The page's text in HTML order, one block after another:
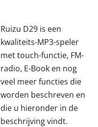
Ruizu D29 is een
kwaliteits-MP3-speler
met touch-functie, FM-
radio, E-Book en nog
veel meer functies die
worden beschreven en
die u hieronder in de
beschrijving vindt.